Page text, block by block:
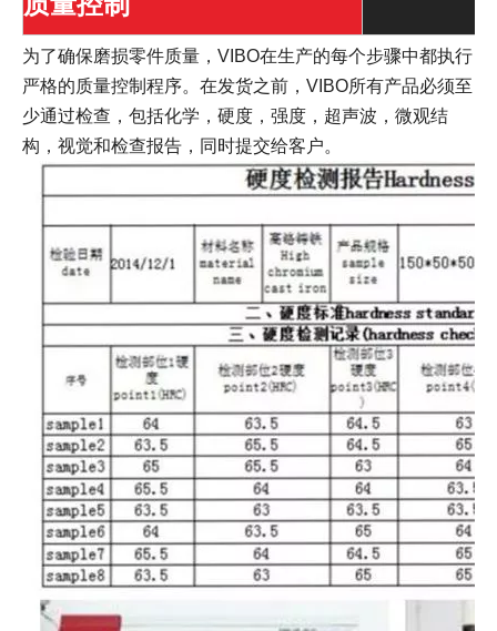
为了确保磨损零件质量，VIBO在生产的每个步骤中都执行
严格的质量控制程序。在发货之前，VIBO所有产品必须至
少通过检查，包括化学，硬度，强度，超声波，微观结
构，视觉和检查报告，同时提交给客户。